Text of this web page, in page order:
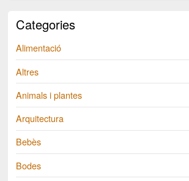
Categories
Alimentació
Altres
Animals i plantes
Arquitectura
Bebès
Bodes